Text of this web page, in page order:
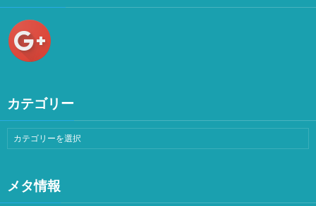
カテゴリー
メタ情報